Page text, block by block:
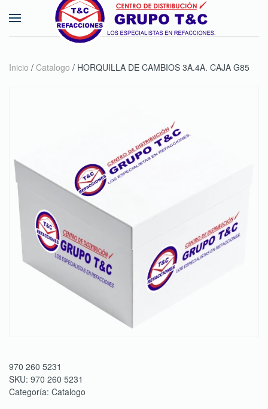
Skip to main content
Inicio / Catalogo / HORQUILLA DE CAMBIOS 3A.4A. CAJA G85
970 260 5231
SKU: 970 260 5231
Categoría: Catalogo